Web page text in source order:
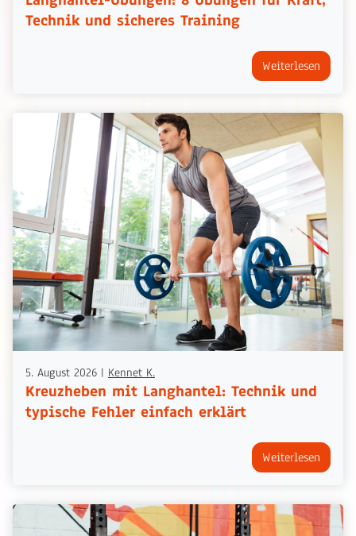
Technik und sicheres Training
Weiterlesen
5. August 2026 | Kennet K.
Kreuzheben mit Langhantel: Technik und
typische Fehler einfach erklärt
Weiterlesen